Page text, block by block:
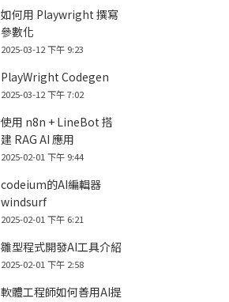
如何用 Playwright 撰寫
參數化
2025-03-12 下午 9:23
PlayWright Codegen
2025-03-12 下午 7:02
使用 n8n + LineBot 搭
建 RAG AI 應用
2025-02-01 下午 9:44
codeium的AI編輯器
windsurf
2025-02-01 下午 6:21
雛型程式開發AI工具介紹
2025-02-01 下午 2:58
軟體工程師如何善用AI提